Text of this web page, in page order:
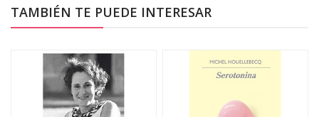
TAMBIÉN TE PUEDE INTERESAR